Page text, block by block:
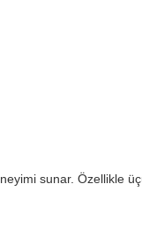
sunar. Özellikle